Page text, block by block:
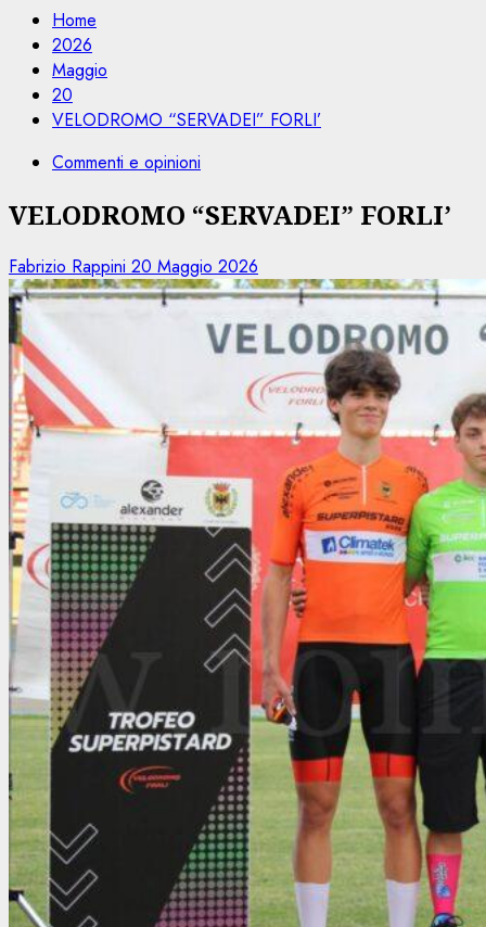
Home
2026
Maggio
20
VELODROMO “SERVADEI” FORLI’
Commenti e opinioni
VELODROMO “SERVADEI” FORLI’
Fabrizio Rappini 20 Maggio 2026